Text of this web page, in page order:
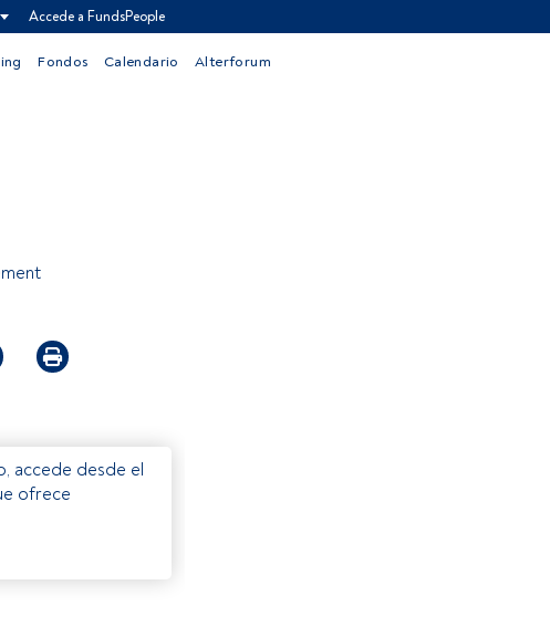
Accede a FundsPeople
Fondos Calendario Alterforum
accede desde el
ofrece